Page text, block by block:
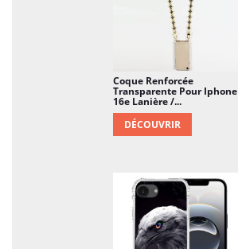
Coque Renforcée
Transparente Pour Iphone
16e Lanière /...
DÉCOUVRIR